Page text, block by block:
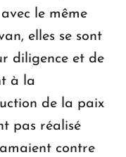
le même
elles se sont
diligence et de
à la
de la paix
pas réalisé
contre